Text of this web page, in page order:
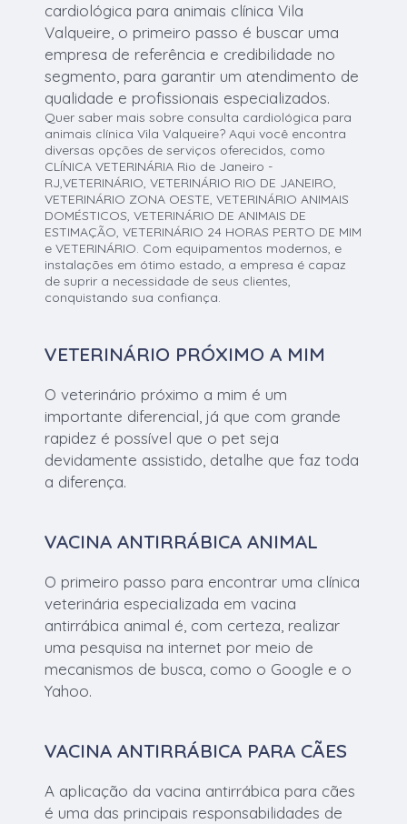
cardiológica para animais clínica Vila
Valqueire, o primeiro passo é buscar uma
empresa de referência e credibilidade no
segmento, para garantir um atendimento de
qualidade e profissionais especializados.
Quer saber mais sobre consulta cardiológica para
animais clínica Vila Valqueire? Aqui você encontra
diversas opções de serviços oferecidos, como
CLÍNICA VETERINÁRIA Rio de Janeiro -
RJ,VETERINÁRIO, VETERINÁRIO RIO DE JANEIRO,
VETERINÁRIO ZONA OESTE, VETERINÁRIO ANIMAIS
DOMÉSTICOS, VETERINÁRIO DE ANIMAIS DE
ESTIMAÇÃO, VETERINÁRIO 24 HORAS PERTO DE MIM
e VETERINÁRIO. Com equipamentos modernos, e
instalações em ótimo estado, a empresa é capaz
de suprir a necessidade de seus clientes,
conquistando sua confiança.
VETERINÁRIO PRÓXIMO A MIM
O veterinário próximo a mim é um
importante diferencial, já que com grande
rapidez é possível que o pet seja
devidamente assistido, detalhe que faz toda
a diferença.
VACINA ANTIRRÁBICA ANIMAL
O primeiro passo para encontrar uma clínica
veterinária especializada em vacina
antirrábica animal é, com certeza, realizar
uma pesquisa na internet por meio de
mecanismos de busca, como o Google e o
Yahoo.
VACINA ANTIRRÁBICA PARA CÃES
A aplicação da vacina antirrábica para cães
é uma das principais responsabilidades de